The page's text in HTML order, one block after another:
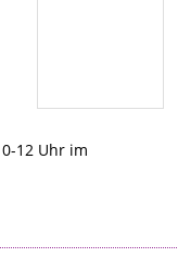
12 Uhr im